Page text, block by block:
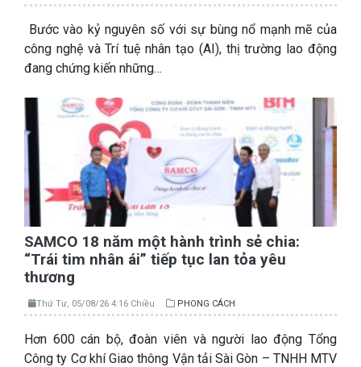
Bước vào kỷ nguyên số với sự bùng nổ mạnh mẽ của
công nghệ và Trí tuệ nhân tạo (AI), thị trường lao động
đang chứng kiến những…
SAMCO 18 năm một hành trình sẻ chia:
“Trái tim nhân ái” tiếp tục lan tỏa yêu
thương
Thứ Tư, 05/08/26 4:16 Chiều PHONG CÁCH
Hơn 600 cán bộ, đoàn viên và người lao động Tổng
Công ty Cơ khí Giao thông Vận tải Sài Gòn – TNHH MTV